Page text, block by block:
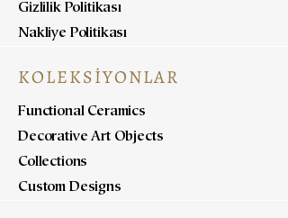
Gizlilik Politikası
Nakliye Politikası
KOLEKSİYONLAR
Functional Ceramics
Decorative Art Objects
Collections
Custom Designs